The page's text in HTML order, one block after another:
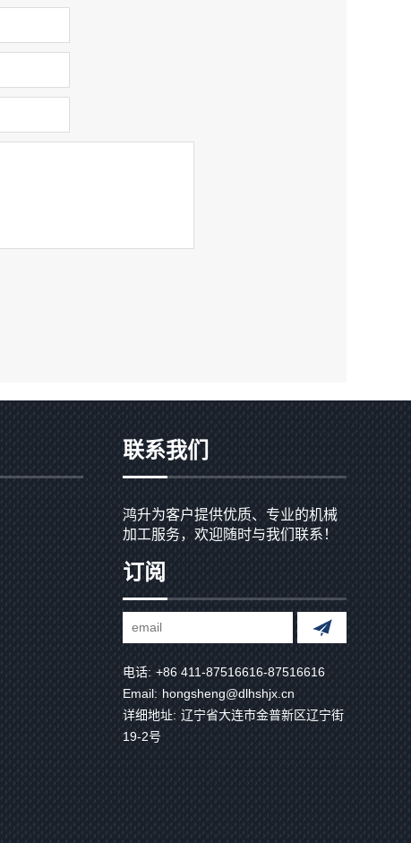
联系我们
鸿升为客户提供优质、专业的机械
加工服务，欢迎随时与我们联系！
订阅
电话: +86 411-87516616-87516616
Email: hongsheng@dlhshjx.cn
详细地址: 辽宁省大连市金普新区辽宁街
19-2号